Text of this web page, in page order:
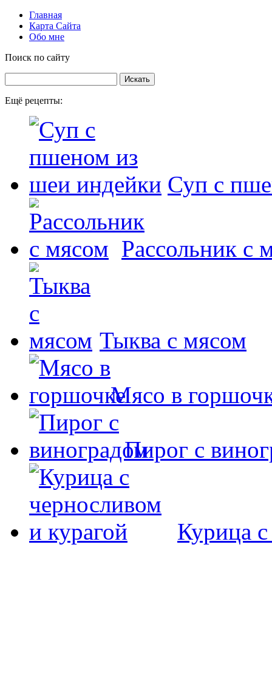
Главная
Карта Сайта
Обо мне
Поиск по сайту
Ещё рецепты:
Суп с
Рассольник с
Тыква с мясом
Мясо в
Пирог с
Курица